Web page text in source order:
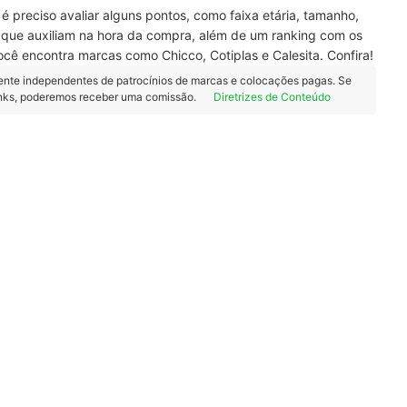
preciso avaliar alguns pontos, como faixa etária, tamanho,
auxiliam na hora da compra, além de um ranking com os
encontra marcas como Chicco, Cotiplas e Calesita. Confira!
independentes de patrocínios de marcas e colocações pagas. Se
poderemos receber uma comissão.
Diretrizes de Conteúdo